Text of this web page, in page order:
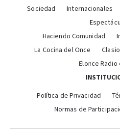
Sociedad
Internacionales
Haciendo Comunidad
La Cocina del Once
Elonce Radio
Política de Privacidad
Normas de